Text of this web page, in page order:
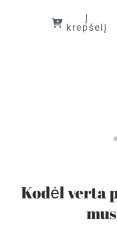
krepšelį
Kodėl verta
mus